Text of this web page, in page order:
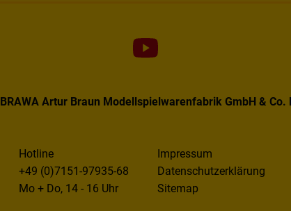
BRAWA Artur Braun Modellspielwarenfabrik GmbH & Co.
Hotline
+49 (0)7151-97935-68
Mo + Do, 14 - 16 Uhr
Impressum
Datenschutzerklärung
Sitemap